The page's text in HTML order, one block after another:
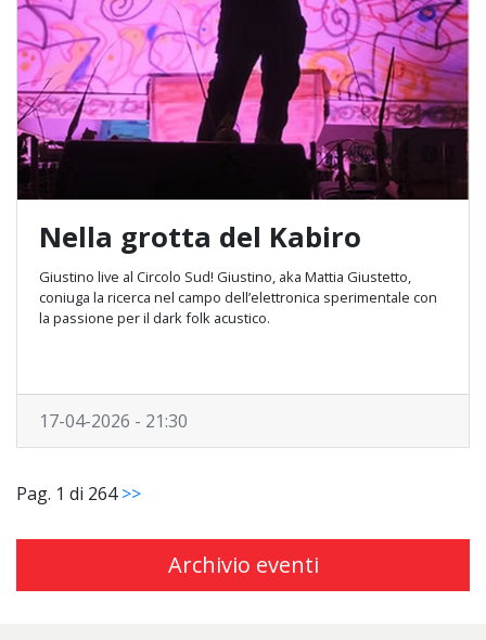
Nella grotta del Kabiro
Giustino live al Circolo Sud! Giustino, aka Mattia Giustetto,
coniuga la ricerca nel campo dell’elettronica sperimentale con
la passione per il dark folk acustico.
17-04-2026 - 21:30
Pag. 1 di 264>>
Archivio eventi